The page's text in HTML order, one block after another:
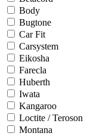
Body
Bugtone
Car Fit
Carsystem
Eikosha
Farecla
Huberth
Iwata
Kangaroo
Loctite / Teroson
Montana